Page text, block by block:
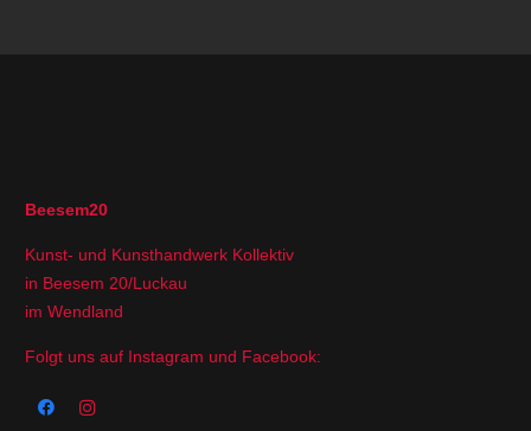
Beesem20
Kunst- und Kunsthandwerk Kollektiv
in Beesem 20/Luckau
im Wendland
Folgt uns auf Instagram und Facebook: